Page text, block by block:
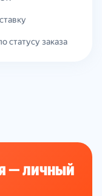
статусу заказа
— личный